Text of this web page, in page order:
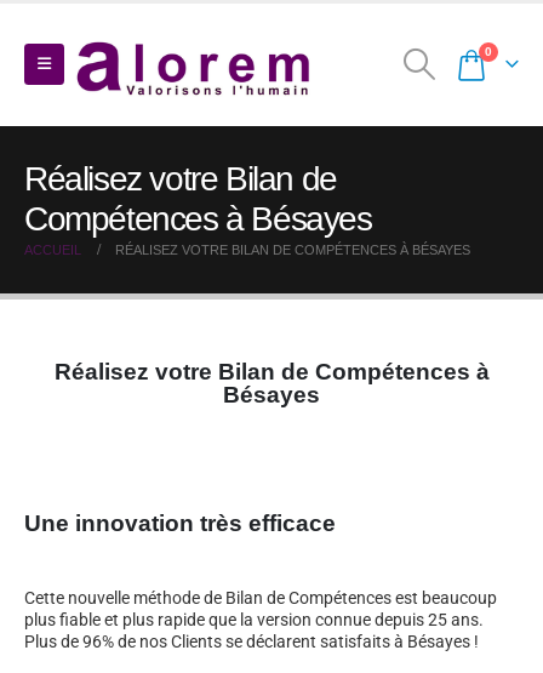
0
Réalisez votre Bilan de
Compétences à Bésayes
ACCUEIL RÉALISEZ VOTRE BILAN DE COMPÉTENCES À BÉSAYES
Réalisez votre Bilan de Compétences à
Bésayes
Une innovation très efficace
Cette nouvelle méthode de Bilan de Compétences est beaucoup
plus fiable et plus rapide que la version connue depuis 25 ans.
Plus de 96% de nos Clients se déclarent satisfaits à Bésayes !